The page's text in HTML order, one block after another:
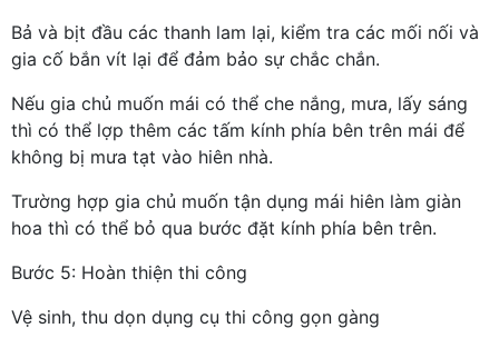
Bả và bịt đầu các thanh lam lại, kiểm tra các mối nối và
gia cố bắn vít lại để đảm bảo sự chắc chắn.
Nếu gia chủ muốn mái có thể che nắng, mưa, lấy sáng
thì có thể lợp thêm các tấm kính phía bên trên mái để
không bị mưa tạt vào hiên nhà.
Trường hợp gia chủ muốn tận dụng mái hiên làm giàn
hoa thì có thể bỏ qua bước đặt kính phía bên trên.
Bước 5: Hoàn thiện thi công
Vệ sinh, thu dọn dụng cụ thi công gọn gàng